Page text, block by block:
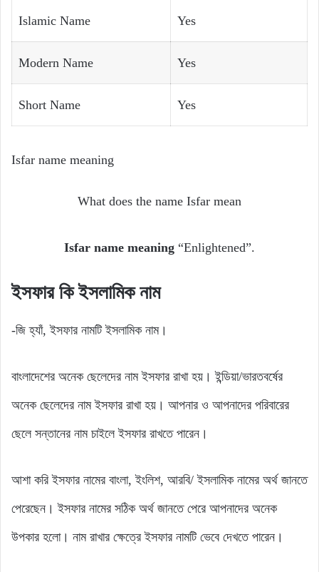
Islamic Name Yes
Modern Name Yes
Short Name Yes
Isfar name meaning
What does the name Isfar mean
Isfar name meaning “Enlightened”.
ইসফার কিইসলামিকনাম
-জি হ্যাঁ, ইসফার নামটি ইসলামিক নাম।
বাংলাদেশের অনেক ছেলেদের নাম ইসফার রাখা হয়। ইন্ডিয়া/ভারতবর্ষের
অনেক ছেলেদের নাম ইসফার রাখা হয়। আপনার ও আপনাদের পরিবারের
ছেলে সন্তানের নাম চাইলে ইসফার রাখতে পারেন।
আশা করি ইসফার নামের বাংলা, ইংলিশ, আরবি/ ইসলামিক নামের অর্থ জানতে
পেরেছেন। ইসফার নামের সঠিক অর্থ জানতে পেরে আপনাদের অনেক
উপকার হলো। নাম রাখার ক্ষেত্রে ইসফার নামটি ভেবে দেখতে পারেন।